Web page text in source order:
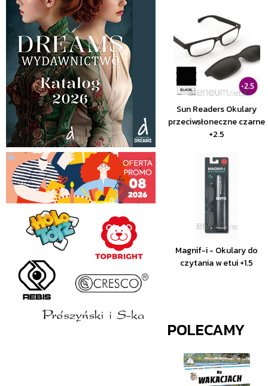
Sun Readers Okulary
przeciwsłoneczne czarne
+2.5
Magnif-i - Okulary do
czytania w etui +1.5
POLECAMY